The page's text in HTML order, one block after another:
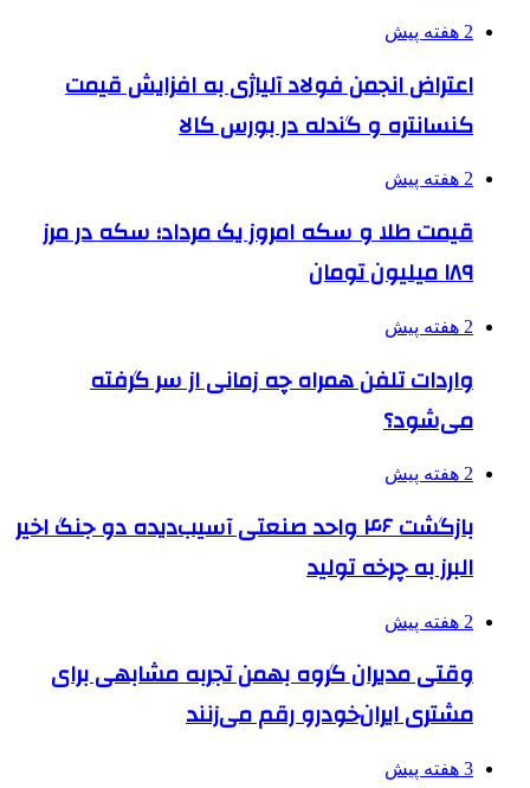
2 هفته پیش
اعتراض انجمن فولاد آلیاژی به افزایش قیمت
کنسانتره و گندله در بورس کالا
2 هفته پیش
قیمت طلا و سکه امروز یک مرداد؛ سکه در مرز
۱۸۹ میلیون تومان
2 هفته پیش
واردات تلفن همراه چه زمانی از سر گرفته
می‌شود؟
2 هفته پیش
بازگشت ۴۶ واحد صنعتی آسیب‌دیده دو جنگ اخیر
البرز به چرخه تولید
2 هفته پیش
وقتی مدیران گروه بهمن تجربه مشابهی برای
مشتری ایران‌خودرو رقم می‌زنند
3 هفته پیش